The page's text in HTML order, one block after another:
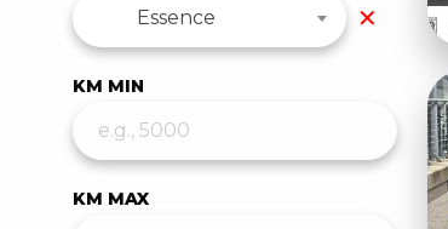
Essence ✕
KM MIN
KM MAX